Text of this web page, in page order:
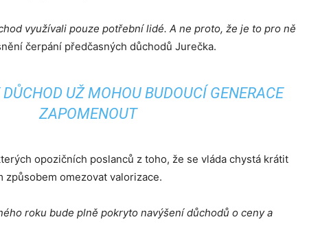
využívali pouze potřební lidé. A ne proto, že je to pro ně
čerpání předčasných důchodů Jurečka.
UŽ MOHOU BUDOUCÍ GENERACE
ZAPOMENOUT
opozičních poslanců z toho, že se vláda chystá krátit
omezovat valorizace.
roku bude plně pokryto navýšení důchodů o ceny a